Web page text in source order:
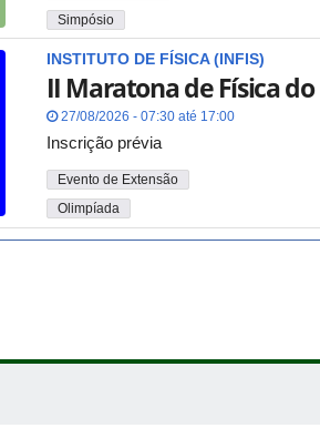
Simpósio
INSTITUTO DE FÍSICA (INFIS)
II Maratona de Física
27/08/2026 - 07:30 até 17:00
Inscrição prévia
Evento de Extensão
Olimpíada